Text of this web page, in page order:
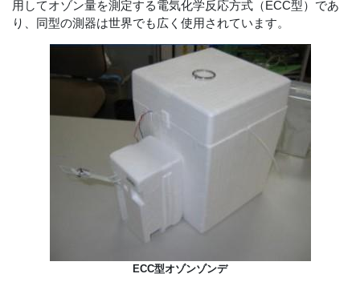
用してオゾン量を測定する電気化学反応方式（ECC型）であ
り、同型の測器は世界でも広く使用されています。
ECC型オゾンゾンデ